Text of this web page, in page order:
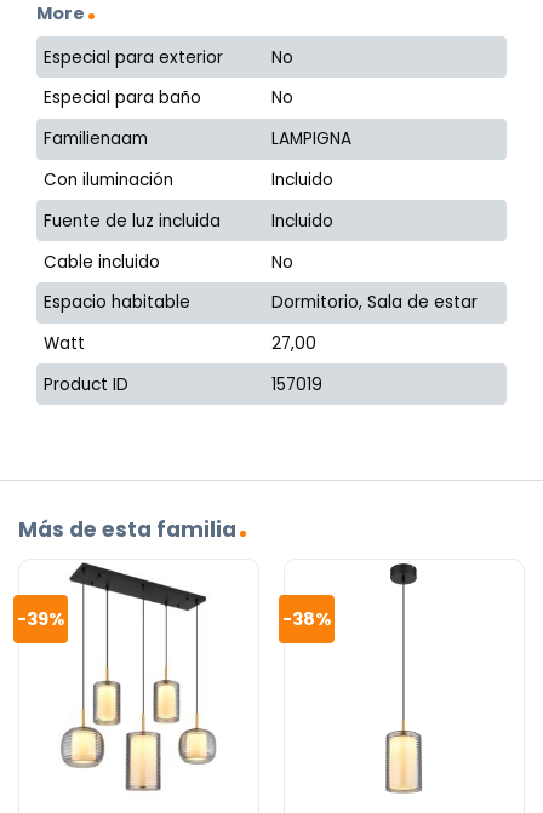
More
Especial para exterior
No
Especial para baño
No
Familienaam
LAMPIGNA
Con iluminación
Incluido
Fuente de luz incluida
Incluido
Cable incluido
No
Espacio habitable
Dormitorio, Sala de estar
Watt
27,00
Product ID
157019
Más de esta familia
-39% -38%